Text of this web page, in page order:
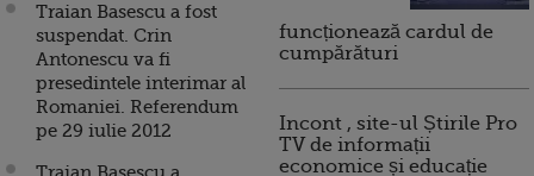
Traian Basescu a fost
suspendat. Crin
Antonescu va fi
presedintele interimar al
Romaniei. Referendum
pe 29 iulie 2012
funcționează cardul de
cumpărături
Incont , site-ul Știrile Pro
TV de informații
economice și educație